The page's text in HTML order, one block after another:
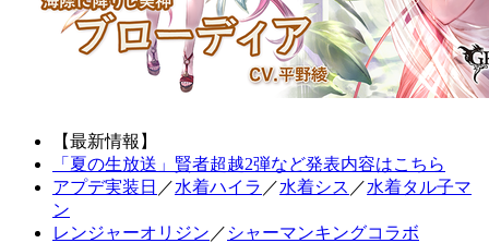
【最新情報】
「夏の生放送」賢者超越2弾など発表内容はこちら
アプデ実装日 ／水着ハイラ ／水着シス ／水着タル子マ
ン
レンジャーオリジン ／ シャーマンキングコラボ